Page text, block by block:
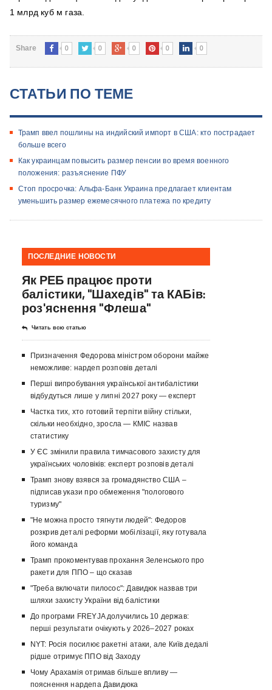
1 млрд куб м газа.
Share 0 0 0 0 0
СТАТЬИ ПО ТЕМЕ
Трамп ввел пошлины на индийский импорт в США: кто пострадает
больше всего
Как украинцам повысить размер пенсии во время военного
положения: разъяснение ПФУ
Стоп просрочка: Альфа-Банк Украина предлагает клиентам
уменьшить размер ежемесячного платежа по кредиту
ПОСЛЕДНИЕ НОВОСТИ
Як РЕБ працює проти
балістики, "Шахедів" та КАБів:
роз'яснення "Флеша"
Читать всю статью
Призначення Федорова міністром оборони майже
неможливе: нардеп розповів деталі
Перші випробування української антибалістики
відбудуться лише у липні 2027 року — експерт
Частка тих, хто готовий терпіти війну стільки,
скільки необхідно, зросла — КМІС назвав
статистику
У ЄС змінили правила тимчасового захисту для
українських чоловіків: експерт розповів деталі
Трамп знову взявся за громадянство США –
підписав укази про обмеження "пологового
туризму"
"Не можна просто тягнути людей": Федоров
розкрив деталі реформи мобілізації, яку готувала
його команда
Трамп прокоментував прохання Зеленського про
ракети для ППО – що сказав
"Треба включати пилосос": Давидюк назвав три
шляхи захисту України від балістики
До програми FREYJA долучились 10 держав:
перші результати очікують у 2026–2027 роках
NYT: Росія посилює ракетні атаки, але Київ дедалі
рідше отримує ППО від Заходу
Чому Арахамія отримав більше впливу —
пояснення нардепа Давидюка